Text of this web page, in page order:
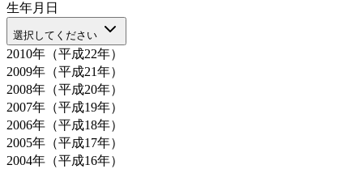
生年月日
選択してください
2010年（平成22年）
2009年（平成21年）
2008年（平成20年）
2007年（平成19年）
2006年（平成18年）
2005年（平成17年）
2004年（平成16年）